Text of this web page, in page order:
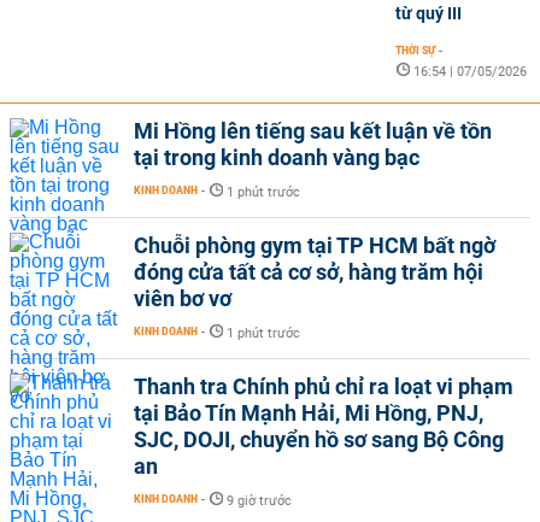
từ quý III
THỜI SỰ -
16:54 | 07/05/2026
Mi Hồng lên tiếng sau kết luận về tồn
tại trong kinh doanh vàng bạc
KINH DOANH - 1 phút trước
Chuỗi phòng gym tại TP HCM bất ngờ
đóng cửa tất cả cơ sở, hàng trăm hội
viên bơ vơ
KINH DOANH - 1 phút trước
Thanh tra Chính phủ chỉ ra loạt vi phạm
tại Bảo Tín Mạnh Hải, Mi Hồng, PNJ,
SJC, DOJI, chuyển hồ sơ sang Bộ Công
an
KINH DOANH - 9 giờ trước